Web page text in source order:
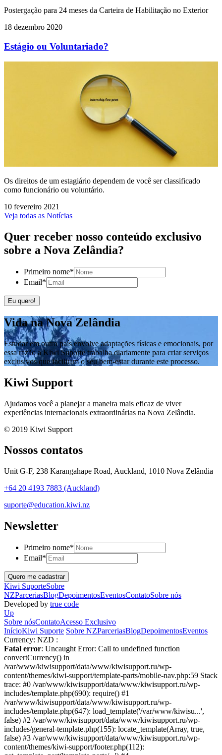
Postergação para 24 meses da Carteira de Habilitação no Exterior
18 dezembro 2020
Estágio ou Voluntariado?
Os direitos de um estagiário dependem de você ser classificado
como funcionário ou voluntário.
10 fevereiro 2021
Veja todas as Notícias
Quer receber nosso conteúdo exclusivo
sobre a Nova Zelândia?
Primeiro nome*
Email*
Vida na Nova Zelândia
Estudar em outro país envolve adaptações físicas e emocionais, por
essa razão a Kiwi Suporte trabalha diariamente para criar serviços
exclusivos que facilitam o seu bem-estar durante este processo.
Kiwi Support
Ajudamos você a planejar a maneira mais eficaz de viver
experiências internacionais extraordinárias na Nova Zelândia.
© 2019 Kiwi Support
Nossos contatos
Unit G-F, 238 Karangahape Road, Auckland, 1010 Nova Zelândia
+64 20 4193 7883 (Auckland)
suporte@education.kiwi.nz
Newsletter
Primeiro nome*
Email*
Kiwi SuporteSobre
NZParceriasBlogDepoimentosEventosContatoSobre nós
Developed by true code
Up
Sobre nósContatoAcesso Exclusivo
InícioKiwi Suporte Sobre NZParceriasBlogDepoimentosEventos
Currency: NZD :
Fatal error: Uncaught Error: Call to undefined function
convertCurrency() in
/var/www/kiwisupport/data/www/kiwisupport.ru/wp-
content/themes/kiwi-support/template-parts/mobile-nav.php:59 Stack
trace: #0 /var/www/kiwisupport/data/www/kiwisupport.ru/wp-
includes/template.php(690): require() #1
/var/www/kiwisupport/data/www/kiwisupport.ru/wp-
includes/template.php(647): load_template('/var/www/kiwisu...',
false) #2 /var/www/kiwisupport/data/www/kiwisupport.ru/wp-
includes/general-template.php(155): locate_template(Array, true,
false) #3 /var/www/kiwisupport/data/www/kiwisupport.ru/wp-
content/themes/kiwi-support/footer.php(112):